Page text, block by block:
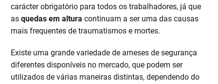
carácter obrigatório para todos os trabalhadores, já que
asquedas em altura continuam a ser uma das causas
mais frequentes de traumatismos e mortes.
Existe uma grande variedade de arneses de segurança
diferentes disponíveis no mercado, que podem ser
utilizados de várias maneiras distintas, dependendo do